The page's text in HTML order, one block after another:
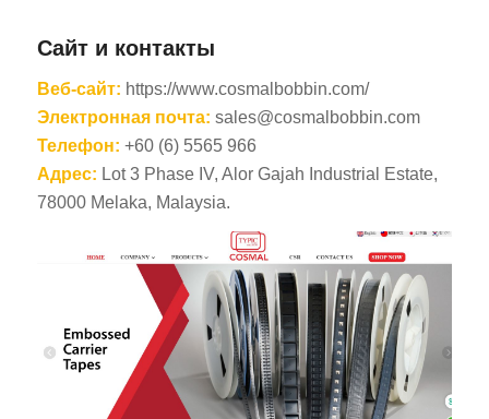
Сайт и контакты
Веб-сайт: https://www.cosmalbobbin.com/
Электронная почта: sales@cosmalbobbin.com
Телефон: +60 (6) 5565 966
Адрес: Lot 3 Phase IV, Alor Gajah Industrial Estate,
78000 Melaka, Malaysia.